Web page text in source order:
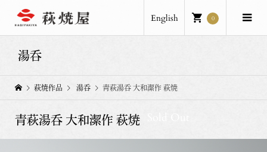
English 0
湯呑
萩焼作品 湯呑 青萩湯呑 大和潔作 萩焼
青萩湯呑 大和潔作 萩焼